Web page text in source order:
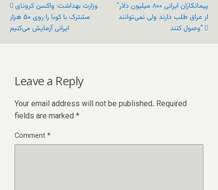
وزارت بهداشت: واکسن کرونای
مشترک با کوبا را روی ۵۰ هزار
ایرانی آزمایش می‌کنیم
"پیمانکاران ایرانی ۸۰۰ میلیون دلار
از عراق طلب دارند ولی نمی‌توانند
وصول کنند"
Leave a Reply
Your email address will not be published. Required
fields are marked *
Comment*